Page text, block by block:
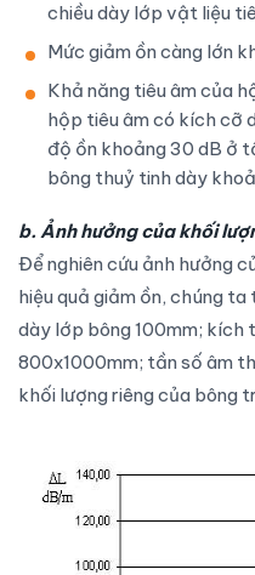
chiều dày lớp vật liệu
Mức giảm ồn càng lớn
Khả năng tiêu âm của
hộp tiêu âm có kích cỡ
độ ồn khoảng 30 dB ở
bông thuỷ tinh dày
b. Ảnh hưởng của khối
Để nghiên cứu ảnh hưởng
hiệu quả giảm ồn, chúng
dày lớp bông 100mm; kích
800x1000mm; tần số âm
khối lượng riêng của bông